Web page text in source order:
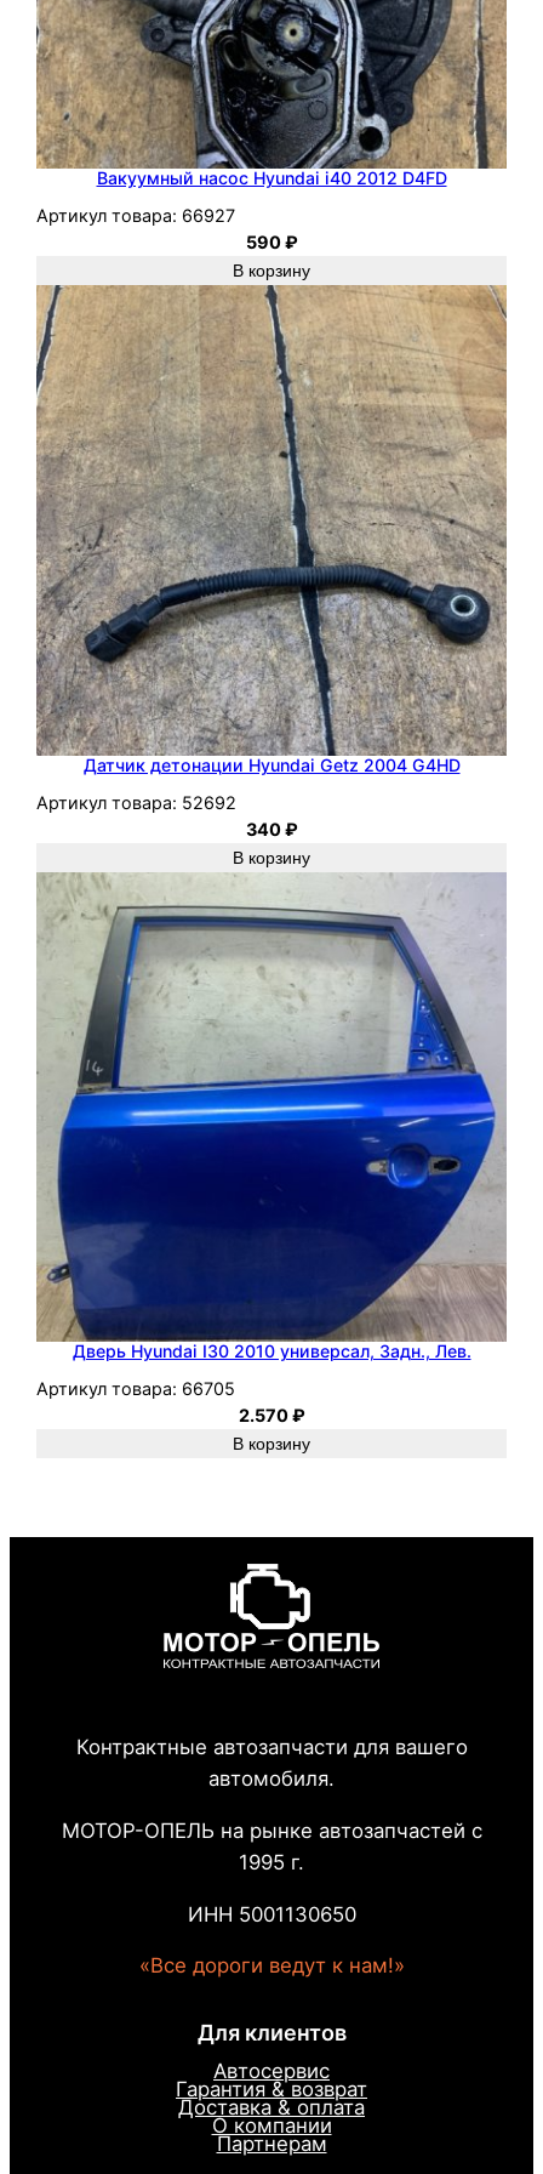
Вакуумный насос Hyundai i40 2012 D4FD
Артикул товара: 66927
590₽
В корзину
Датчик детонации Hyundai Getz 2004 G4HD
Артикул товара: 52692
340₽
В корзину
Дверь Hyundai I30 2010 универсал, Задн., Лев.
Артикул товара: 66705
2.570₽
В корзину
Контрактные автозапчасти для вашего
автомобиля.
МОТОР-ОПЕЛЬ на рынке автозапчастей с
1995 г.
ИНН 5001130650
«Все дороги ведут к нам!»
Для клиентов
Автосервис
Гарантия & возврат
Доставка & оплата
О компании
Партнерам